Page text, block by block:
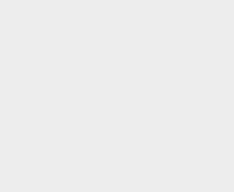
à l’administration communale
à disposition par celle-ci au plus
sur la facture qui prouve
de cette facture est à joindre
sous la rubrique “Publications >
à la réception de
de la Ville de Remich.